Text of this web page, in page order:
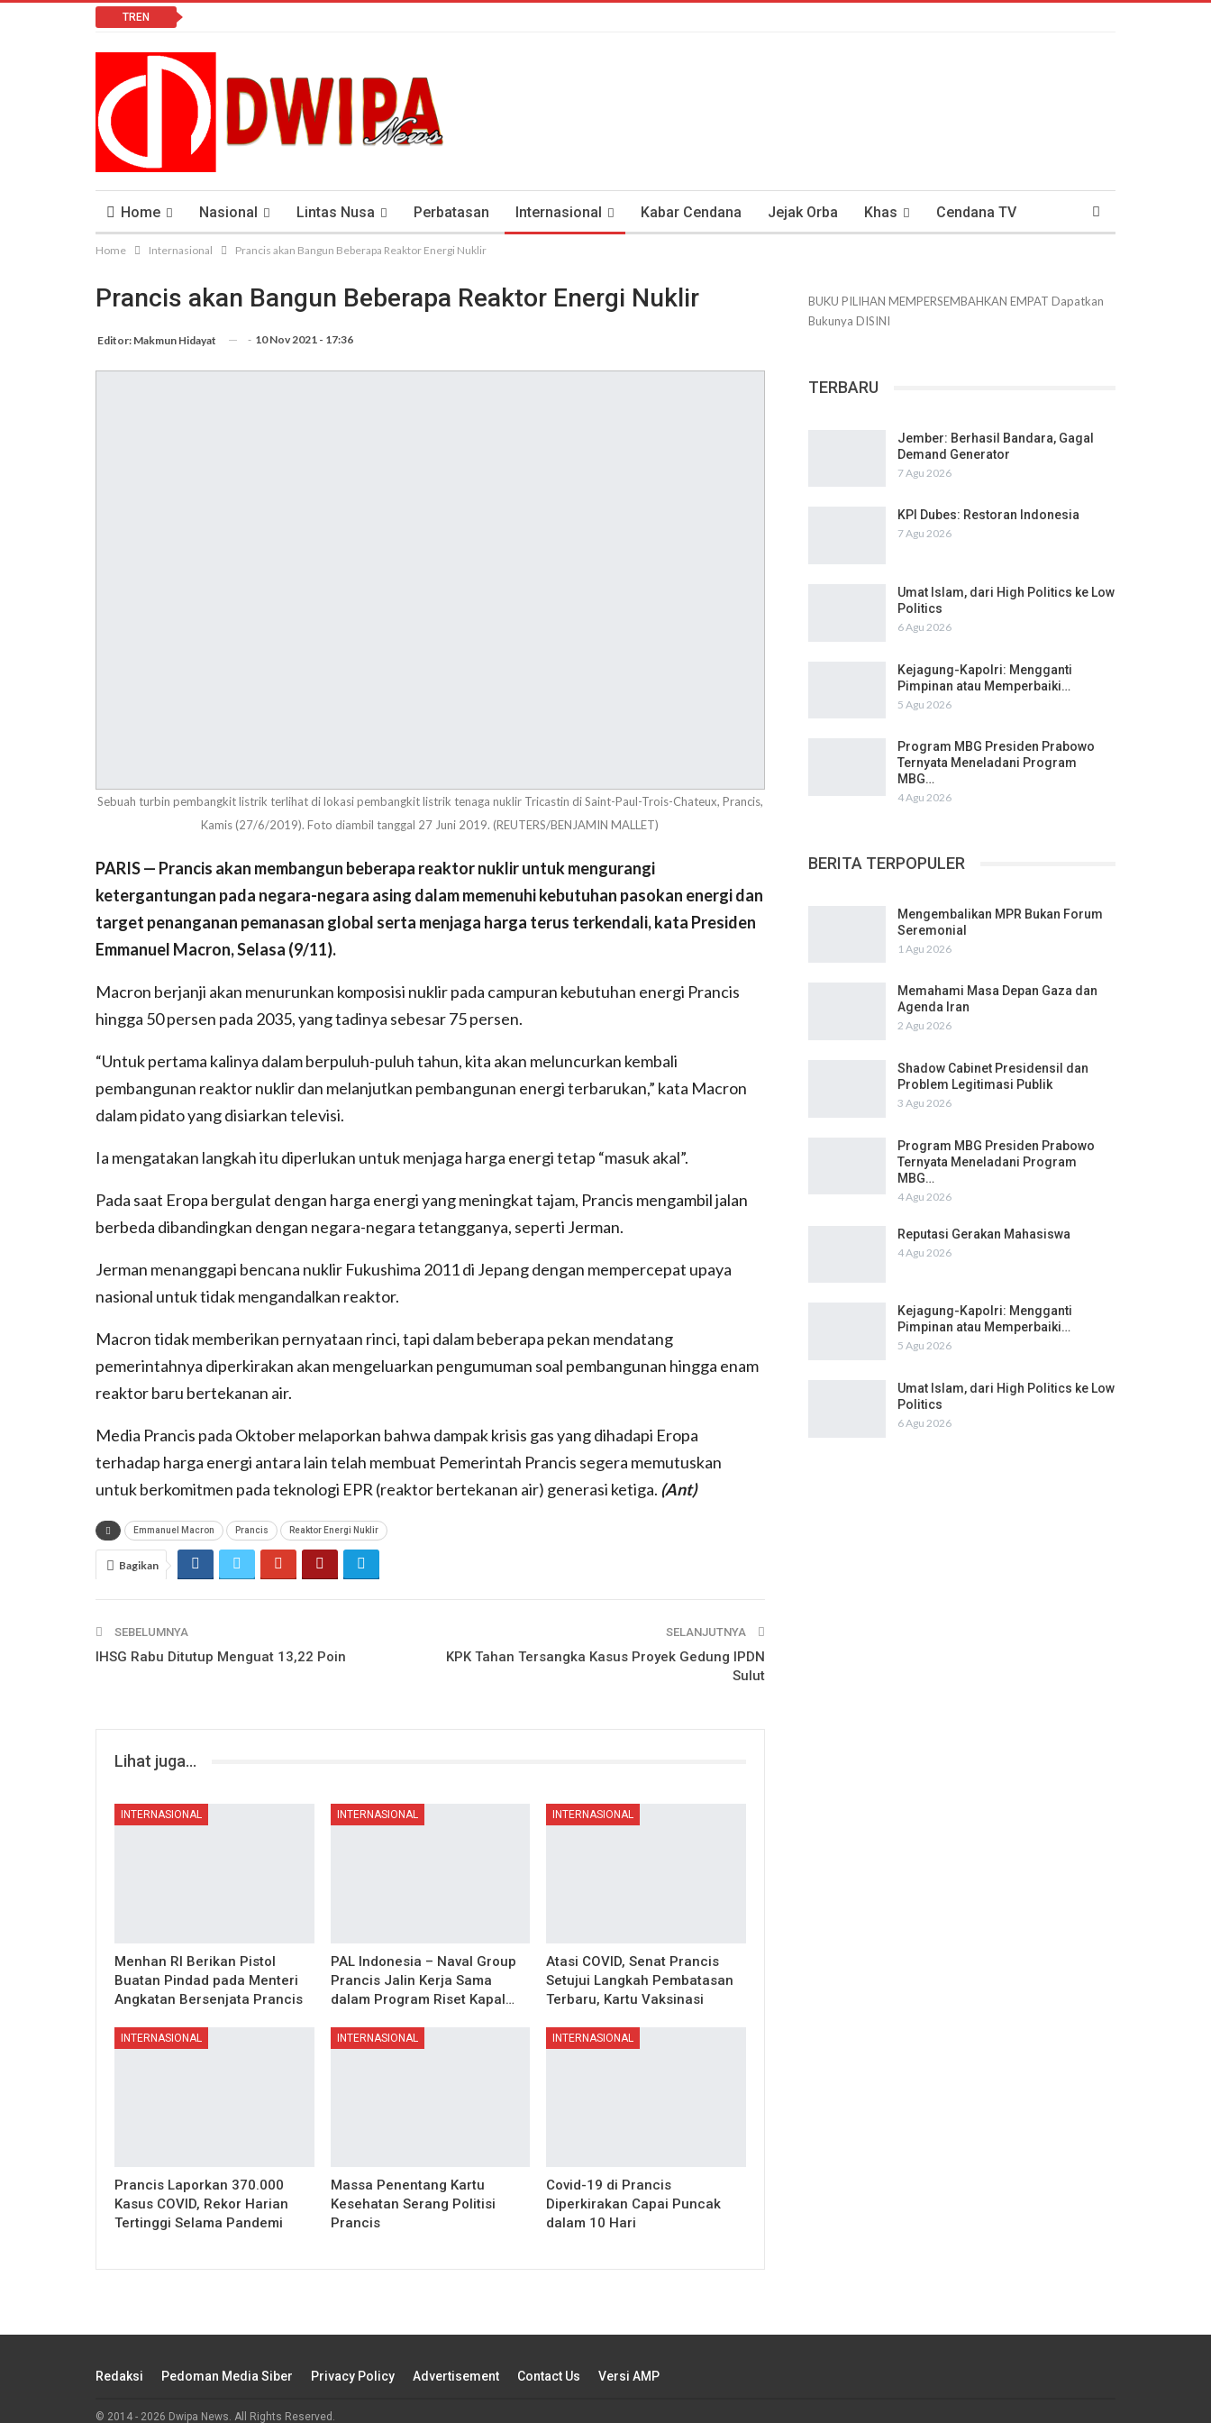
TREN
Home Nasional Lintas Nusa Perbatasan Internasional Kabar Cendana Jejak Orba Khas Cendana TV
Lomba Vlog Cendana News Peduli Kesehatan Antisipasi COVID-19
Home Internasional Prancis akan Bangun Beberapa Reaktor Energi Nuklir
Prancis akan Bangun Beberapa Reaktor Energi Nuklir
Editor: Makmun Hidayat - 10 Nov 2021 - 17:36
Sebuah turbin pembangkit listrik terlihat di lokasi pembangkit listrik tenaga nuklir Tricastin di Saint-Paul-Trois-Chateux, Prancis,
Kamis (27/6/2019). Foto diambil tanggal 27 Juni 2019. (REUTERS/BENJAMIN MALLET)
PARIS — Prancis akan membangun beberapa reaktor nuklir untuk mengurangi
ketergantungan pada negara-negara asing dalam memenuhi kebutuhan pasokan energi dan
target penanganan pemanasan global serta menjaga harga terus terkendali, kata Presiden
Emmanuel Macron, Selasa (9/11).
Macron berjanji akan menurunkan komposisi nuklir pada campuran kebutuhan energi Prancis
hingga 50 persen pada 2035, yang tadinya sebesar 75 persen.
“Untuk pertama kalinya dalam berpuluh-puluh tahun, kita akan meluncurkan kembali
pembangunan reaktor nuklir dan melanjutkan pembangunan energi terbarukan,” kata Macron
dalam pidato yang disiarkan televisi.
Ia mengatakan langkah itu diperlukan untuk menjaga harga energi tetap “masuk akal”.
Pada saat Eropa bergulat dengan harga energi yang meningkat tajam, Prancis mengambil jalan
berbeda dibandingkan dengan negara-negara tetangganya, seperti Jerman.
Jerman menanggapi bencana nuklir Fukushima 2011 di Jepang dengan mempercepat upaya
nasional untuk tidak mengandalkan reaktor.
Macron tidak memberikan pernyataan rinci, tapi dalam beberapa pekan mendatang
pemerintahnya diperkirakan akan mengeluarkan pengumuman soal pembangunan hingga enam
reaktor baru bertekanan air.
Media Prancis pada Oktober melaporkan bahwa dampak krisis gas yang dihadapi Eropa
terhadap harga energi antara lain telah membuat Pemerintah Prancis segera memutuskan
untuk berkomitmen pada teknologi EPR (reaktor bertekanan air) generasi ketiga. (Ant)
Emmanuel Macron Prancis Reaktor Energi Nuklir
Bagikan
SEBELUMNYA
IHSG Rabu Ditutup Menguat 13,22 Poin
SELANJUTNYA
KPK Tahan Tersangka Kasus Proyek Gedung IPDN
Sulut
Lihat juga...
INTERNASIONAL
Menhan RI Berikan Pistol
Buatan Pindad pada Menteri
Angkatan Bersenjata Prancis
INTERNASIONAL
PAL Indonesia – Naval Group
Prancis Jalin Kerja Sama
dalam Program Riset Kapal…
INTERNASIONAL
Atasi COVID, Senat Prancis
Setujui Langkah Pembatasan
Terbaru, Kartu Vaksinasi
INTERNASIONAL
Prancis Laporkan 370.000
Kasus COVID, Rekor Harian
Tertinggi Selama Pandemi
INTERNASIONAL
Massa Penentang Kartu
Kesehatan Serang Politisi
Prancis
INTERNASIONAL
Covid-19 di Prancis
Diperkirakan Capai Puncak
dalam 10 Hari
BUKU PILIHAN MEMPERSEMBAHKAN EMPAT Dapatkan
Bukunya DISINI
TERBARU
Jember: Berhasil Bandara, Gagal
Demand Generator
7 Agu 2026
KPI Dubes: Restoran Indonesia
7 Agu 2026
Umat Islam, dari High Politics ke Low
Politics
6 Agu 2026
Kejagung-Kapolri: Mengganti
Pimpinan atau Memperbaiki…
5 Agu 2026
Program MBG Presiden Prabowo
Ternyata Meneladani Program
MBG…
4 Agu 2026
BERITA TERPOPULER
Mengembalikan MPR Bukan Forum
Seremonial
1 Agu 2026
Memahami Masa Depan Gaza dan
Agenda Iran
2 Agu 2026
Shadow Cabinet Presidensil dan
Problem Legitimasi Publik
3 Agu 2026
Program MBG Presiden Prabowo
Ternyata Meneladani Program
MBG…
4 Agu 2026
Reputasi Gerakan Mahasiswa
4 Agu 2026
Kejagung-Kapolri: Mengganti
Pimpinan atau Memperbaiki…
5 Agu 2026
Umat Islam, dari High Politics ke Low
Politics
6 Agu 2026
Redaksi Pedoman Media Siber Privacy Policy Advertisement Contact Us Versi AMP
© 2014 - 2026 Dwipa News. All Rights Reserved.